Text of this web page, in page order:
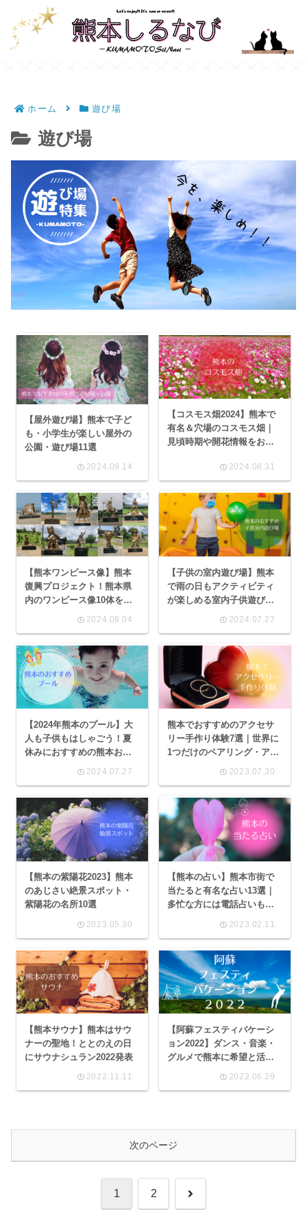
ホーム 遊び場
遊び場
【屋外遊び場】熊本で子ど
も・小学生が楽しい屋外の
公園・遊び場11選
2024.09.14
【コスモス畑2024】熊本で
有名＆穴場のコスモス畑｜
見頃時期や開花情報をお届
2024.08.31
【熊本ワンピース像】熊本
復興プロジェクト！熊本県
内のワンピース像10体をコ
2024.08.04
【子供の室内遊び場】熊本
で雨の日もアクティビティ
が楽しめる室内子供遊び場
2024.07.27
【2024年熊本のプール】大
人も子供もはしゃごう！夏
休みにおすすめの熊本お出
2024.07.27
熊本でおすすめのアクセサ
リー手作り体験7選｜世界に
1つだけのペアリング・アク
2023.07.30
【熊本の紫陽花2023】熊本
のあじさい絶景スポット・
紫陽花の名所10選
2023.05.30
【熊本の占い】熊本市街で
当たると有名な占い13選｜
多忙な方には電話占いもお
2023.02.11
【熊本サウナ】熊本はサウ
ナーの聖地！ととのえの日
にサウナシュラン2022発表
2022.11.11
【阿蘇フェスティバケーシ
ョン2022】ダンス・音楽・
グルメで熊本に希望と活力
2022.06.29
次のページ
1 2 次